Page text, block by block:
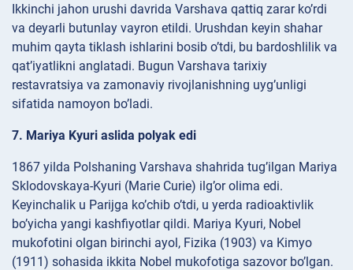
Ikkinchi jahon urushi davrida Varshava qattiq zarar ko’rdi
va deyarli butunlay vayron etildi. Urushdan keyin shahar
muhim qayta tiklash ishlarini bosib o’tdi, bu bardoshlilik va
qat’iyatlikni anglatadi. Bugun Varshava tarixiy
restavratsiya va zamonaviy rivojlanishning uyg’unligi
sifatida namoyon bo’ladi.
7. Mariya Kyuri aslida polyak edi
1867 yilda Polshaning Varshava shahrida tug’ilgan Mariya
Sklodovskaya-Kyuri (Marie Curie) ilg’or olima edi.
Keyinchalik u Parijga ko’chib o’tdi, u yerda radioaktivlik
bo’yicha yangi kashfiyotlar qildi. Mariya Kyuri, Nobel
mukofotini olgan birinchi ayol, Fizika (1903) va Kimyo
(1911) sohasida ikkita Nobel mukofotiga sazovor bo’lgan.